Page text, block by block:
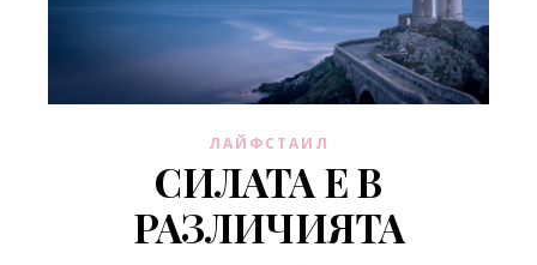
ЛАЙФСТАИЛ
СИЛАТА Е В
РАЗЛИЧИЯТА